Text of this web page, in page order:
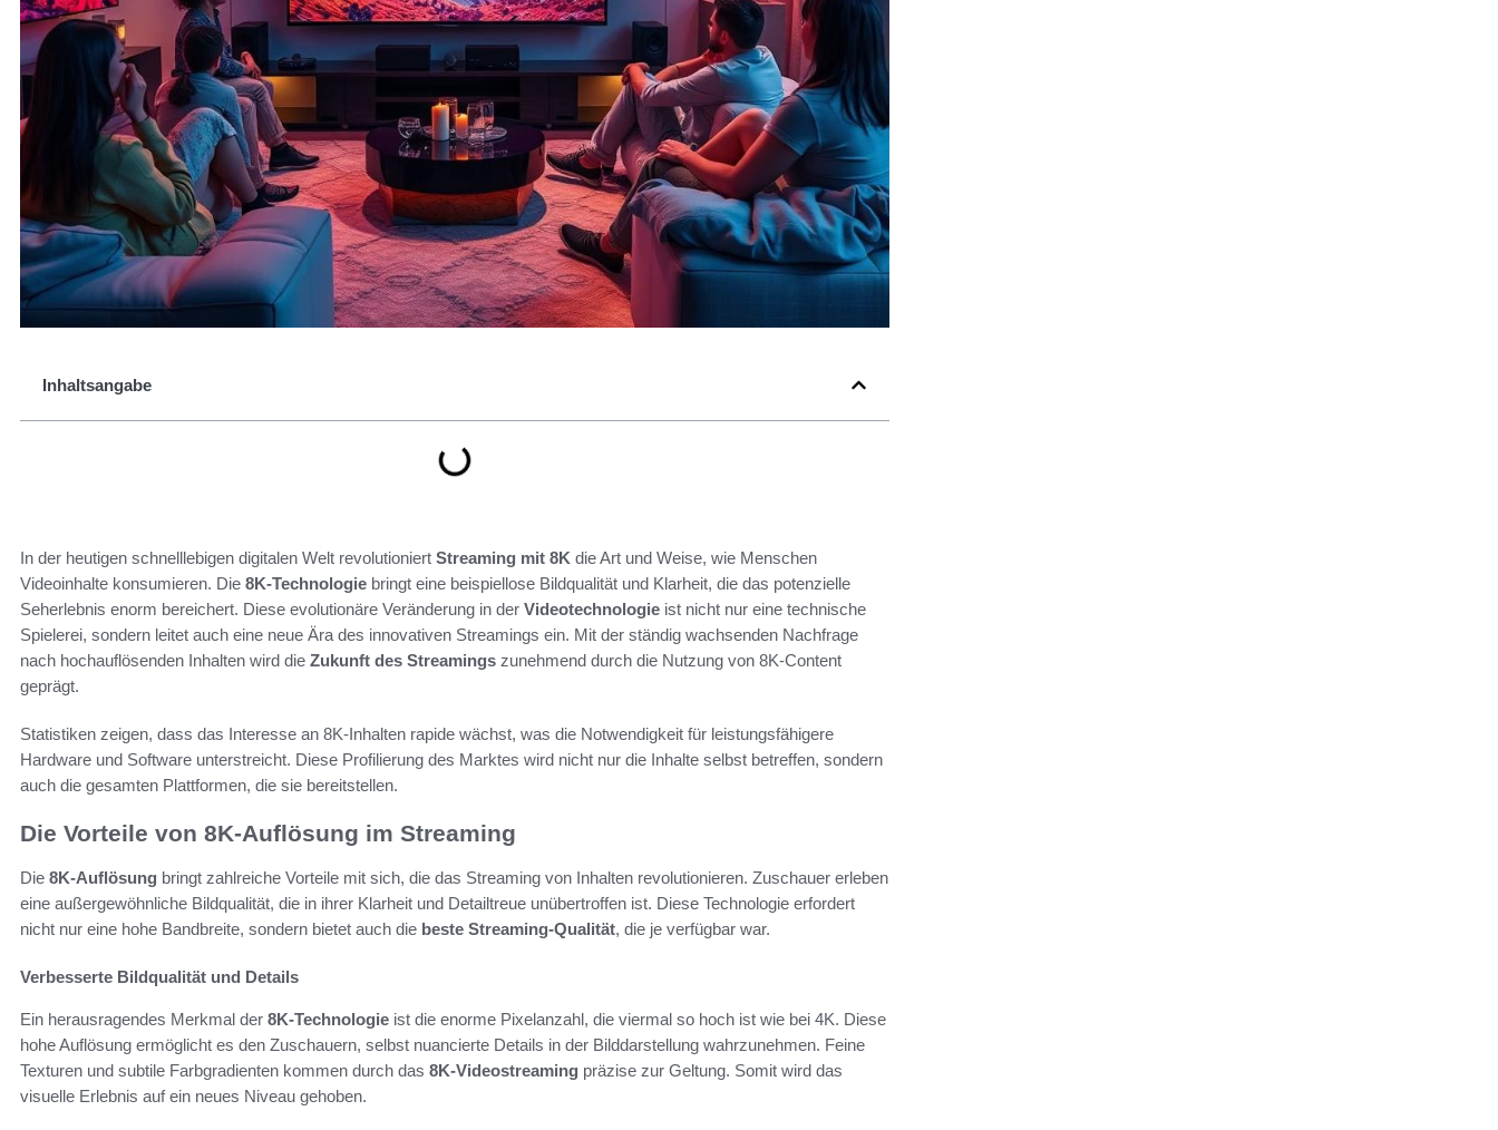
Inhaltsangabe
In der heutigen schnelllebigen digitalen Welt revolutioniert Streaming mit 8K die Art und Weise, wie Menschen
Videoinhalte konsumieren. Die 8K-Technologie bringt eine beispiellose Bildqualität und Klarheit, die das potenzielle
Seherlebnis enorm bereichert. Diese evolutionäre Veränderung in der Videotechnologie ist nicht nur eine technische
Spielerei, sondern leitet auch eine neue Ära des innovativen Streamings ein. Mit der ständig wachsenden Nachfrage
nach hochauflösenden Inhalten wird die Zukunft des Streamings zunehmend durch die Nutzung von 8K-Content
geprägt.
Statistiken zeigen, dass das Interesse an 8K-Inhalten rapide wächst, was die Notwendigkeit für leistungsfähigere
Hardware und Software unterstreicht. Diese Profilierung des Marktes wird nicht nur die Inhalte selbst betreffen, sondern
auch die gesamten Plattformen, die sie bereitstellen.
Die Vorteile von 8K-Auflösung im Streaming
Die 8K-Auflösung bringt zahlreiche Vorteile mit sich, die das Streaming von Inhalten revolutionieren. Zuschauer erleben
eine außergewöhnliche Bildqualität, die in ihrer Klarheit und Detailtreue unübertroffen ist. Diese Technologie erfordert
nicht nur eine hohe Bandbreite, sondern bietet auch die beste Streaming-Qualität, die je verfügbar war.
Verbesserte Bildqualität und Details
Ein herausragendes Merkmal der 8K-Technologie ist die enorme Pixelanzahl, die viermal so hoch ist wie bei 4K. Diese
hohe Auflösung ermöglicht es den Zuschauern, selbst nuancierte Details in der Bilddarstellung wahrzunehmen. Feine
Texturen und subtile Farbgradienten kommen durch das 8K-Videostreaming präzise zur Geltung. Somit wird das
visuelle Erlebnis auf ein neues Niveau gehoben.